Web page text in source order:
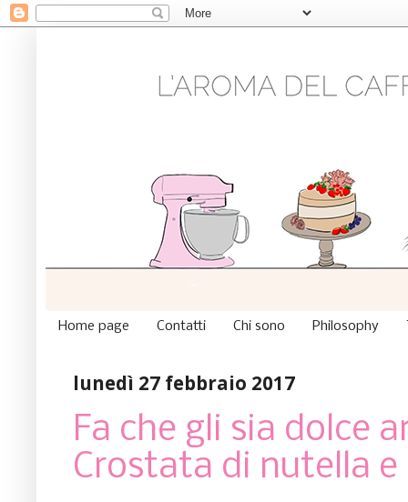
Home page Contatti Chi sono Philosophy
lunedì 27 febbraio 2017
Fa che gli sia dolce
Crostata di nutella